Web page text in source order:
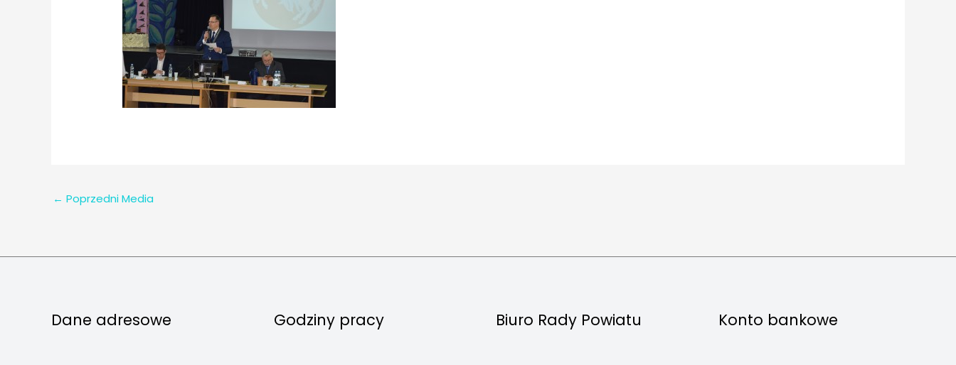
← Poprzedni Media
Dane adresowe Godziny pracy Biuro Rady Powiatu Konto bankowe